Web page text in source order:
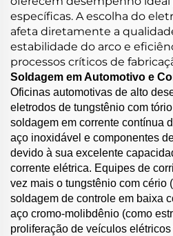
específicas. A escolha do
afeta diretamente a
estabilidade do arco e
processos críticos de
Soldagem em Automotivo e
Oficinas automotivas de alto
eletrodos de tungstênio com
soldagem em corrente contínua
aço inoxidável e componentes
devido à sua excelente
corrente elétrica. Equipes de
vez mais o tungstênio com cério
soldagem de controle em baixa
aço cromo-molibdênio (como
proliferação de veículos